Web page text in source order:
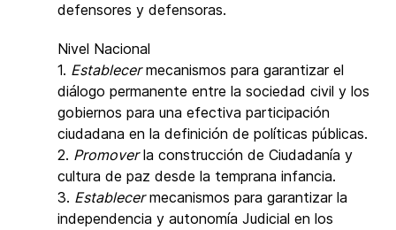
defensores y defensoras.
Nivel Nacional
1. Establecermecanismos para garantizar el
diálogo permanente entre la sociedad civil y los
gobiernos para una efectiva participación
ciudadana en la definición de políticas públicas.
2. Promoverla construcción de Ciudadanía y
cultura de paz desde la temprana infancia.
3. Establecermecanismos para garantizar la
independencia y autonomía Judicial en los